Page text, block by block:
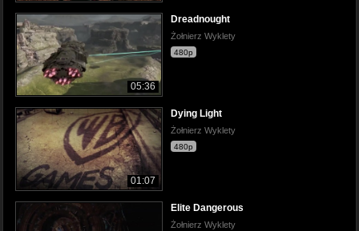
05:36
Dreadnought
Żołnierz Wyklety
480p
01:07
Dying Light
Żołnierz Wyklety
480p
Elite Dangerous
Żołnierz Wyklety